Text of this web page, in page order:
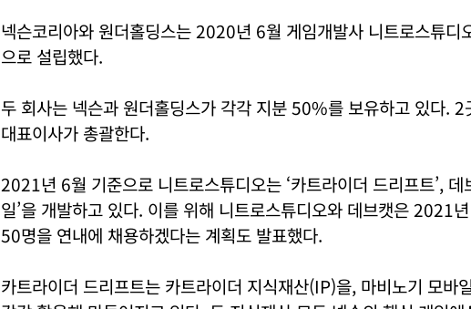
넥슨코리아와 원더홀딩스는 2020년 6월 게임개발사 니트로스튜디
으로 설립했다.
두 회사는 넥슨과 원더홀딩스가 각각 지분 50%를 보유하고 있다. 2
대표이사가 총괄한다.
2021년 6월 기준으로 니트로스튜디오는 ‘카트라이더 드리프트’, 데
일’을 개발하고 있다. 이를 위해 니트로스튜디오와 데브캣은 2021
50명을 연내에 채용하겠다는 계획도 발표했다.
카트라이더 드리프트는 카트라이더 지식재산(IP)을, 마비노기 모바